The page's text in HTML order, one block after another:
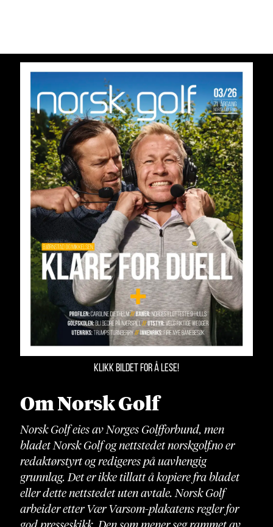
KLIKK BILDET FOR Å LESE!
Om Norsk Golf
Norsk Golf eies av Norges Golfforbund, men
bladet Norsk Golf og nettstedet norskgolf.no er
redaktørstyrt og redigeres på uavhengig
grunnlag. Det er ikke tillatt å kopiere fra bladet
eller dette nettstedet uten avtale. Norsk Golf
arbeider etter Vær Varsom-plakatens regler for